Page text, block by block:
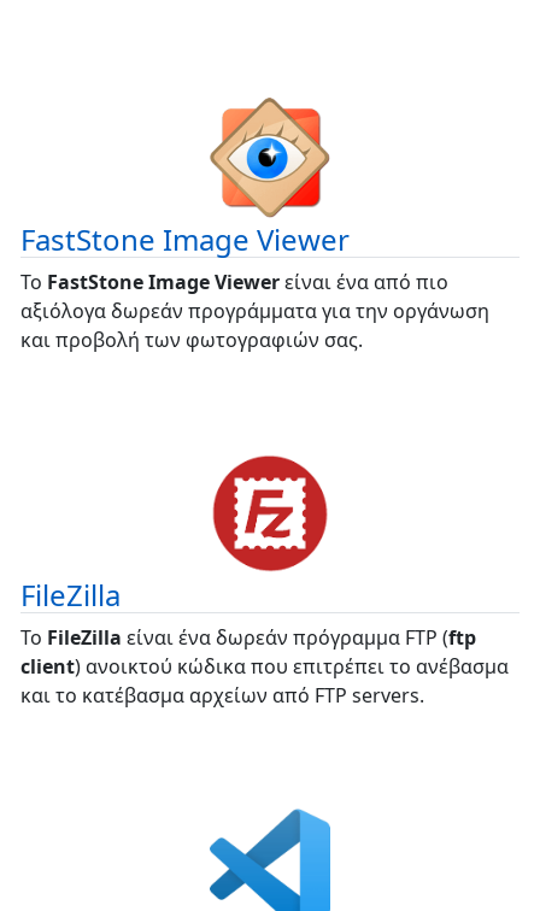
FastStone Image Viewer
Το FastStone Image Viewerείναι ένα από πιο
αξιόλογα δωρεάν προγράμματα για την οργάνωση
και προβολή των φωτογραφιών σας.
FileZilla
To FileZilla είναι ένα δωρεάν πρόγραμμα FTP (ftp
client) ανοικτού κώδικα που επιτρέπει το ανέβασμα
και το κατέβασμα αρχείων από FTP servers.